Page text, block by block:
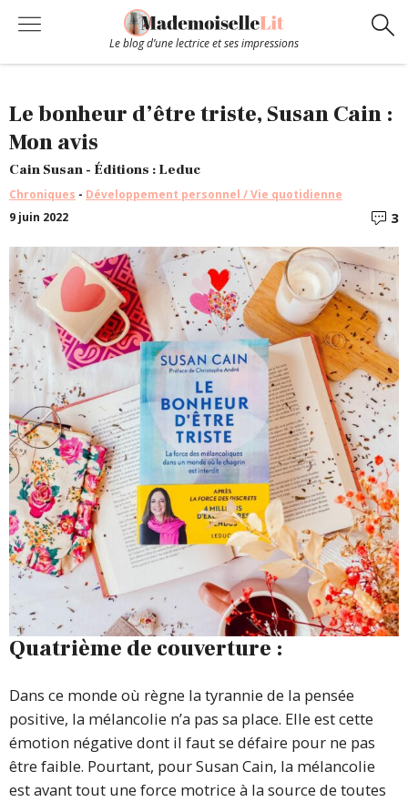
Le blog d’une lectrice et ses impressions
Hors-Série
Bibliothèque
Contact
Le bonheur d’être triste, Susan Cain :
Mon avis
Cain Susan - Éditions : Leduc
Chroniques - Développement personnel / Vie quotidienne
9 juin 2022
3
Quatrième de couverture :
Dans ce monde où règne la tyrannie de la pensée
positive, la mélancolie n’a pas sa place. Elle est cette
émotion négative dont il faut se défaire pour ne pas
être faible. Pourtant, pour Susan Cain, la mélancolie
est avant tout une force motrice à la source de toutes